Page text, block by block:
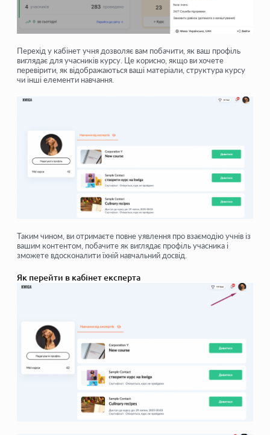
Перехід у кабінет учня дозволяє вам побачити, як ваш профіль
виглядає для учасників курсу. Це корисно, якщо ви хочете
перевірити, як відображаються ваші матеріали, структура курсу
чи інші елементи навчання.
Таким чином, ви отримаєте повне уявлення про взаємодію учнів із
вашим контентом, побачите як виглядає профіль учасника і
зможете вдосконалити їхній навчальний досвід.
Як перейти в кабінет експерта